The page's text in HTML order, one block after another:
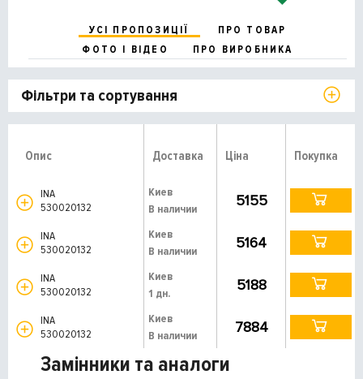
УСІ ПРОПОЗИЦІЇ
ПРО ТОВАР
ФОТО І ВІДЕО
ПРО ВИРОБНИКА
Фільтри та сортування
Опис Доставка Ціна Покупка
INA
530020132
Киев
В наличии
5155
INA
530020132
Киев
В наличии
5164
INA
530020132
Киев
1 дн.
5188
INA
530020132
Киев
В наличии
7884
Замінники та аналоги